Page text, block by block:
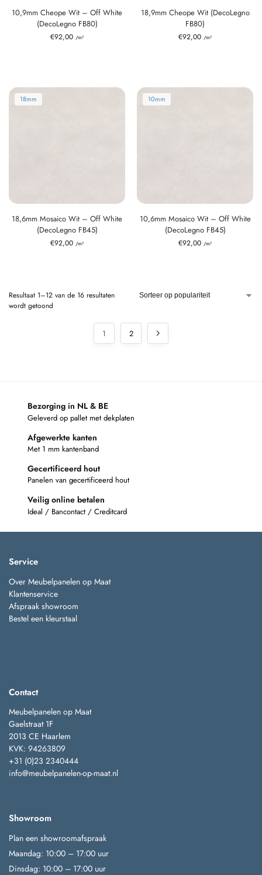
10,9mm Cheope Wit – Off White
(DecoLegno FB80)
€92,00 /m²
18,9mm Cheope Wit (DecoLegno
FB80)
€92,00 /m²
18mm
18,6mm Mosaico Wit – Off White
(DecoLegno FB45)
€92,00 /m²
10mm
10,6mm Mosaico Wit – Off White
(DecoLegno FB45)
€92,00 /m²
Resultaat 1–12 van de 16 resultaten
wordt getoond
1 2
Bezorging in NL & BE
Geleverd op pallet met dekplaten
Afgewerkte kanten
Met 1 mm kantenband
Gecertificeerd hout
Panelen van gecertificeerd hout
Veilig online betalen
Ideal / Bancontact / Creditcard
Service
Over Meubelpanelen op Maat
Klantenservice
Afspraak showroom
Bestel een kleurstaal
Contact
Meubelpanelen op Maat
Gaelstraat 1F
2013 CE Haarlem
KVK: 94263809
+31 (0)23 2340444
info@meubelpanelen-op-maat.nl
Showroom
Plan een showroomafspraak
Maandag: 10:00 – 17:00 uur
Dinsdag: 10:00 – 17:00 uur